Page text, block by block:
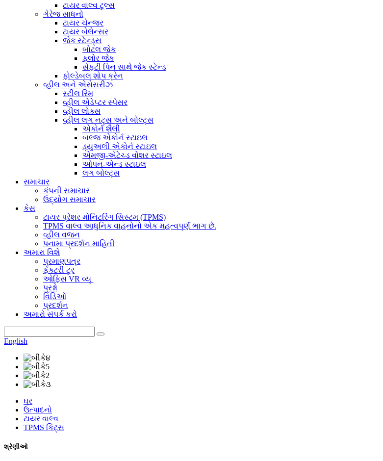
ટાયર વાલ્વ ટૂલ્સ
ગેરેજ સાધનો
ટાયર ચેન્જર
ટાયર બેલેન્સર
જેક સ્ટેન્ડ્સ
બોટલ જેક
ફ્લોર જેક
સેફ્ટી પિન સાથે જેક સ્ટેન્ડ
ફોલ્ડેબલ શોપ ક્રેન
વ્હીલ અને એસેસરીઝ
સ્ટીલ રિમ
વ્હીલ એડેપ્ટર સ્પેસર
વ્હીલ લોક્સ
વ્હીલ લગ નટ્સ અને બોલ્ટ્સ
એકોર્ન શૈલી
બલ્જ એકોર્ન સ્ટાઇલ
ડ્યુઅલી એકોર્ન સ્ટાઇલ
એમજી-એટેચ્ડ વોશર સ્ટાઇલ
ઓપન-એન્ડ સ્ટાઇલ
લગ બોલ્ટ્સ
સમાચાર
કંપની સમાચાર
ઉદ્યોગ સમાચાર
કેસ
ટાયર પ્રેશર મોનિટરિંગ સિસ્ટમ (TPMS)
TPMS વાલ્વ આધુનિક વાહનોનો એક મહત્વપૂર્ણ ભાગ છે.
વ્હીલ વજન
પનામા પ્રદર્શન માહિતી
અમારા વિશે
પ્રમાણપત્ર
ફેક્ટરી ટૂર
ઓફિસ VR વ્યૂ
પ્રશ્નો
વિડિઓ
પ્રદર્શન
અમારો સંપર્ક કરો
English
ઘર
ઉત્પાદનો
ટાયર વાલ્વ
TPMS કિટ્સ
શ્રેણીઓ